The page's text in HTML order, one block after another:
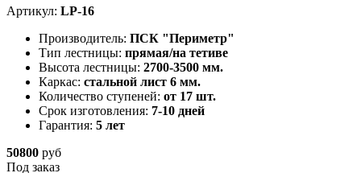
Артикул: LP-16
Производитель: ПСК "Периметр"
Тип лестницы: прямая/на тетиве
Высота лестницы: 2700-3500 мм.
Каркас: стальной лист 6 мм.
Количество ступеней: от 17 шт.
Срок изготовления: 7-10 дней
Гарантия: 5 лет
50800 руб
Под заказ